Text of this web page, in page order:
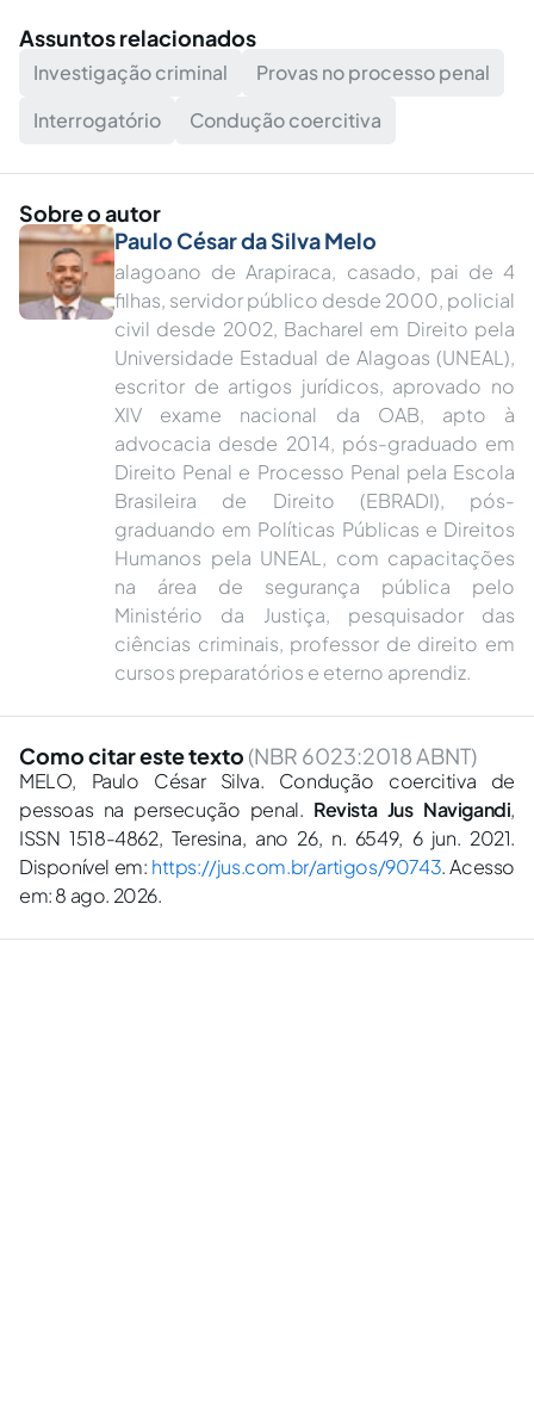
Assuntos relacionados
Investigação criminal
Provas no processo penal
Interrogatório
Condução coercitiva
Sobre o autor
Paulo César da Silva Melo
alagoano de Arapiraca, casado, pai de 4
filhas, servidor público desde 2000, policial
civil desde 2002, Bacharel em Direito pela
Universidade Estadual de Alagoas (UNEAL),
escritor de artigos jurídicos, aprovado no
XIV exame nacional da OAB, apto à
advocacia desde 2014, pós-graduado em
Direito Penal e Processo Penal pela Escola
Brasileira de Direito (EBRADI), pós-
graduando em Políticas Públicas e Direitos
Humanos pela UNEAL, com capacitações
na área de segurança pública pelo
Ministério da Justiça, pesquisador das
ciências criminais, professor de direito em
cursos preparatórios e eterno aprendiz.
Como citar este texto (NBR 6023:2018 ABNT)
MELO, Paulo César Silva. Condução coercitiva de
pessoas na persecução penal. Revista Jus Navigandi,
ISSN 1518-4862, Teresina, ano 26, n. 6549, 6 jun. 2021.
Disponível em: https://jus.com.br/artigos/90743. Acesso
em: 8 ago. 2026.